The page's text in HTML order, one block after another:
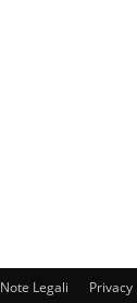
Note Legali Privacy